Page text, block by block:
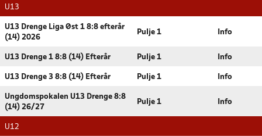
U13
U13 Drenge Liga Øst 1 8:8 efterår
(14) 2026
Pulje 1 Info
U13 Drenge 1 8:8 (14) Efterår Pulje 1 Info
U13 Drenge 3 8:8 (14) Efterår Pulje 1 Info
Ungdomspokalen U13 Drenge 8:8
(14) 26/27
Pulje 1 Info
U12